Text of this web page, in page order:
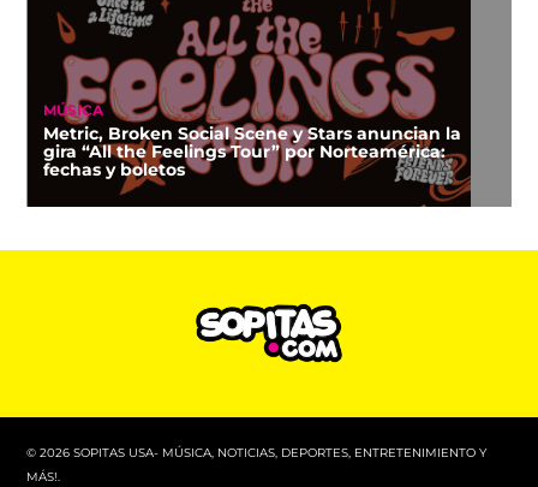
MÚSICA
Metric, Broken Social Scene y Stars anuncian la
gira “All the Feelings Tour” por Norteamérica:
fechas y boletos
© 2026 SOPITAS USA- MÚSICA, NOTICIAS, DEPORTES, ENTRETENIMIENTO Y
MÁS!.